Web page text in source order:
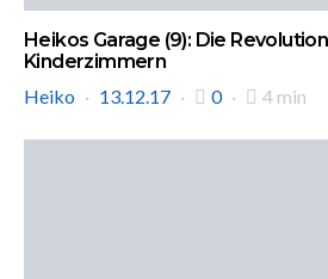
Heikos Garage (9): Die
Kinderzimmern
Heiko
13.12.17 0 4 min